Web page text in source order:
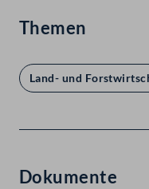
Themen
Land- und
Dokumente